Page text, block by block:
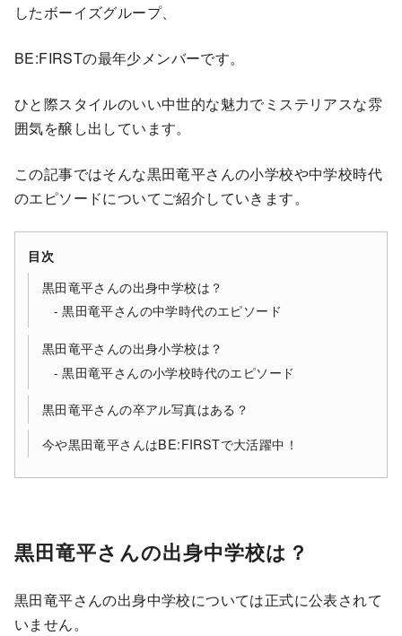
したボーイズグループ、
BE:FIRSTの最年少メンバーです。
ひと際スタイルのいい中世的な魅力でミステリアスな雰
囲気を醸し出しています。
この記事ではそんな黒田竜平さんの小学校や中学校時代
のエピソードについてご紹介していきます。
目次
黒田竜平さんの出身中学校は？
黒田竜平さんの中学時代のエピソード
黒田竜平さんの出身小学校は？
黒田竜平さんの小学校時代のエピソード
黒田竜平さんの卒アル写真はある？
今や黒田竜平さんはBE:FIRSTで大活躍中！
黒田竜平さんの出身中学校は？
黒田竜平さんの出身中学校については正式に公表されて
いません。